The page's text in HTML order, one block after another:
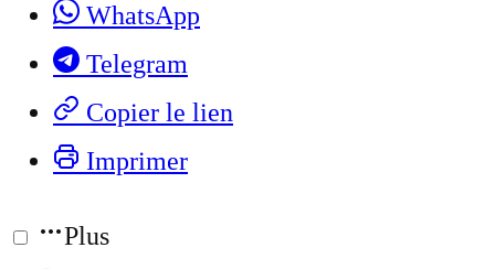
WhatsApp
Telegram
Copier le lien
Imprimer
Plus